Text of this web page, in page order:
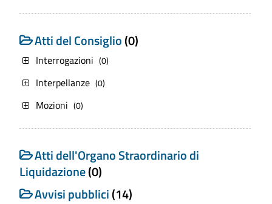
Atti del Consiglio(0)
Interrogazioni (0)
Interpellanze (0)
Mozioni (0)
Atti dell'Organo Straordinario di
Liquidazione(0)
Avvisi pubblici(14)